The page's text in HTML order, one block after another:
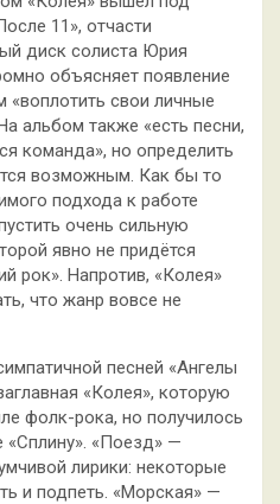
11», отчасти
диск солиста Юрия
объясняет появление
«воплотить свои личные
альбом также «есть песни,
команда», но определить
возможным. Как бы то
подхода к работе
очень сильную
явно не придётся
рок». Напротив, «Колея»
что жанр вовсе не
песней «Ангелы
«Колея», которую
фолк-рока, но получилось
«Сплину». «Поезд» —
лирики: некоторые
и подпеть. «Морская» —